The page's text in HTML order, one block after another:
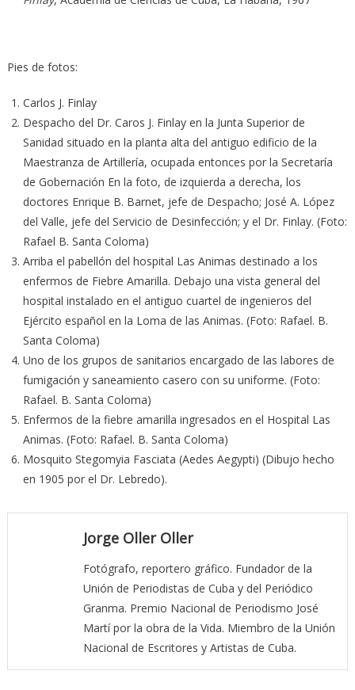
Pies de fotos:
Carlos J. Finlay
Despacho del Dr. Caros J. Finlay en la Junta Superior de
Sanidad situado en la planta alta del antiguo edificio de la
Maestranza de Artillería, ocupada entonces por la Secretaría
de Gobernación En la foto, de izquierda a derecha, los
doctores Enrique B. Barnet, jefe de Despacho; José A. López
del Valle, jefe del Servicio de Desinfección; y el Dr. Finlay. (Foto:
Rafael B. Santa Coloma)
Arriba el pabellón del hospital Las Animas destinado a los
enfermos de Fiebre Amarilla. Debajo una vista general del
hospital instalado en el antiguo cuartel de ingenieros del
Ejército español en la Loma de las Animas. (Foto: Rafael. B.
Santa Coloma)
Uno de los grupos de sanitarios encargado de las labores de
fumigación y saneamiento casero con su uniforme. (Foto:
Rafael. B. Santa Coloma)
Enfermos de la fiebre amarilla ingresados en el Hospital Las
Animas. (Foto: Rafael. B. Santa Coloma)
Mosquito Stegomyia Fasciata (Aedes Aegypti) (Dibujo hecho
en 1905 por el Dr. Lebredo).
Jorge Oller Oller
Fotógrafo, reportero gráfico. Fundador de la
Unión de Periodistas de Cuba y del Periódico
Granma. Premio Nacional de Periodismo José
Martí por la obra de la Vida. Miembro de la Unión
Nacional de Escritores y Artistas de Cuba.